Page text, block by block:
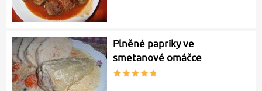
Plněné papriky ve
smetanové omáčce